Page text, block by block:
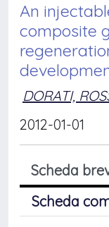
An
composite
DORATI,
2012-01-01
Scheda
Scheda